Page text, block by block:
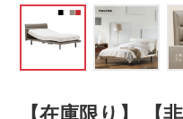
【在庫限り】 【